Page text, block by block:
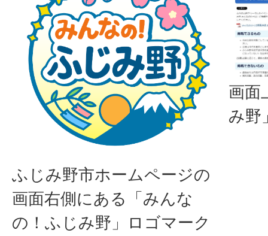
ふじみ野市ホームページの
画面右側にある「みんな
の！ふじみ野」ロゴマーク
画面
み野